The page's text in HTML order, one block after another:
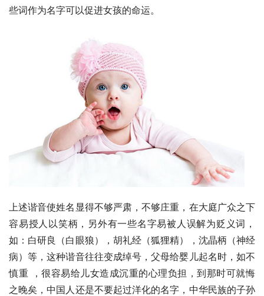
些词作为名字可以促进女孩的命运。
上述谐音使姓名显得不够严肃，不够庄重，在大庭广众之下
容易授人以笑柄，另外有一些名字易被人误解为贬义词，
如：白研良（白眼狼），胡礼经（狐狸精），沈晶柄（神经
病）等，这种谐音往往变成绰号，父母给婴儿起名时，如不
慎重 ，很容易给儿女造成沉重的心理负担，到那时可就悔
之晚矣，中国人还是不要起过洋化的名字，中华民族的子孙